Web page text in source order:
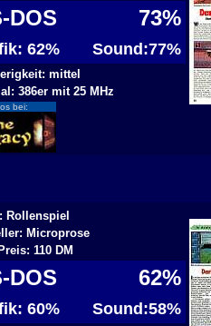
DOS 73%
62% Sound:77%
mittel
386er mit 25 MHz
bei:
Rollenspiel
Microprose
110 DM
DOS 62%
60% Sound:58%